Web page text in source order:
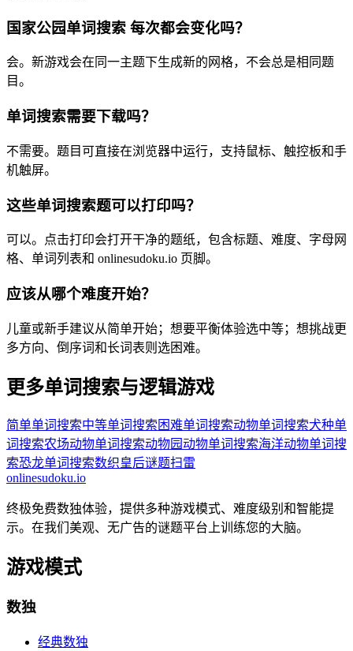
国家公园单词搜索 每次都会变化吗？
会。新游戏会在同一主题下生成新的网格，不会总是相同题
目。
单词搜索需要下载吗？
不需要。题目可直接在浏览器中运行，支持鼠标、触控板和手
机触屏。
这些单词搜索题可以打印吗？
可以。点击打印会打开干净的题纸，包含标题、难度、字母网
格、单词列表和 onlinesudoku.io 页脚。
应该从哪个难度开始？
儿童或新手建议从简单开始；想要平衡体验选中等；想挑战更
多方向、倒序词和长词表则选困难。
更多单词搜索与逻辑游戏
简单单词搜索中等单词搜索 困难单词搜索动物单词搜索犬种单
词搜索农场动物单词搜索动物园动物单词搜索海洋动物单词搜
索恐龙单词搜索数织皇后谜题扫雷
onlinesudoku.io
终极免费数独体验，提供多种游戏模式、难度级别和智能提
示。在我们美观、无广告的谜题平台上训练您的大脑。
游戏模式
数独
经典数独